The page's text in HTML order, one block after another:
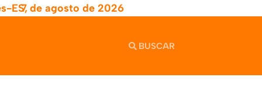
ES,7 de agosto de 2026